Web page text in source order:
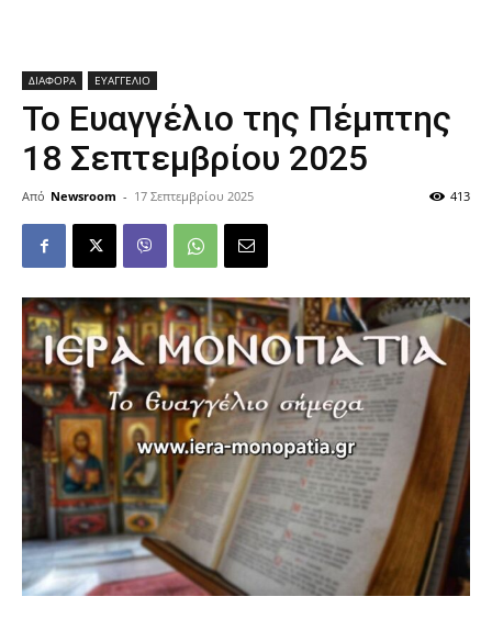
ΔΙΑΦΟΡΑ ΕΥΑΓΓΕΛΙΟ
Το Ευαγγέλιο της Πέμπτης
18 Σεπτεμβρίου 2025
Από Newsroom - 17 Σεπτεμβρίου 2025 413